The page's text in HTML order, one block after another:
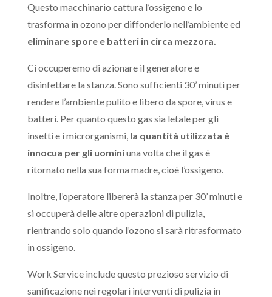
Questo macchinario cattura l’ossigeno e lo
trasforma in ozono per diffonderlo nell’ambiente ed
eliminare spore e batteri in circa mezzora.
Ci occuperemo di azionare il generatore e
disinfettare la stanza. Sono sufficienti 30’ minuti per
rendere l’ambiente pulito e libero da spore, virus e
batteri. Per quanto questo gas sia letale per gli
insetti e i microrganismi, la quantità utilizzata è
innocua per gli uominiuna volta che il gas è
ritornato nella sua forma madre, cioè l’ossigeno.
Inoltre, l’operatore libererà la stanza per 30’ minuti e
si occuperà delle altre operazioni di pulizia,
rientrando solo quando l’ozono si sarà ritrasformato
in ossigeno.
Work Service include questo prezioso servizio di
sanificazione nei regolari interventi di pulizia in